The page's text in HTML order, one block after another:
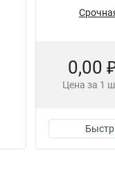
0,00
Цена за 1